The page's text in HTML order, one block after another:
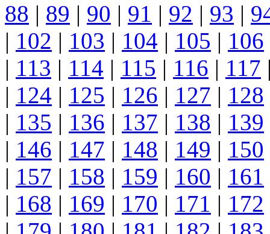
88 | 89 | 90 | 91 | 92 | 93 |
| 102 | 103 | 104 | 105 | 106
| 113 | 114 | 115 | 116 | 117
| 124 | 125 | 126 | 127 | 128
| 135 | 136 | 137 | 138 | 139
| 146 | 147 | 148 | 149 | 150
| 157 | 158 | 159 | 160 | 161
| 168 | 169 | 170 | 171 | 172